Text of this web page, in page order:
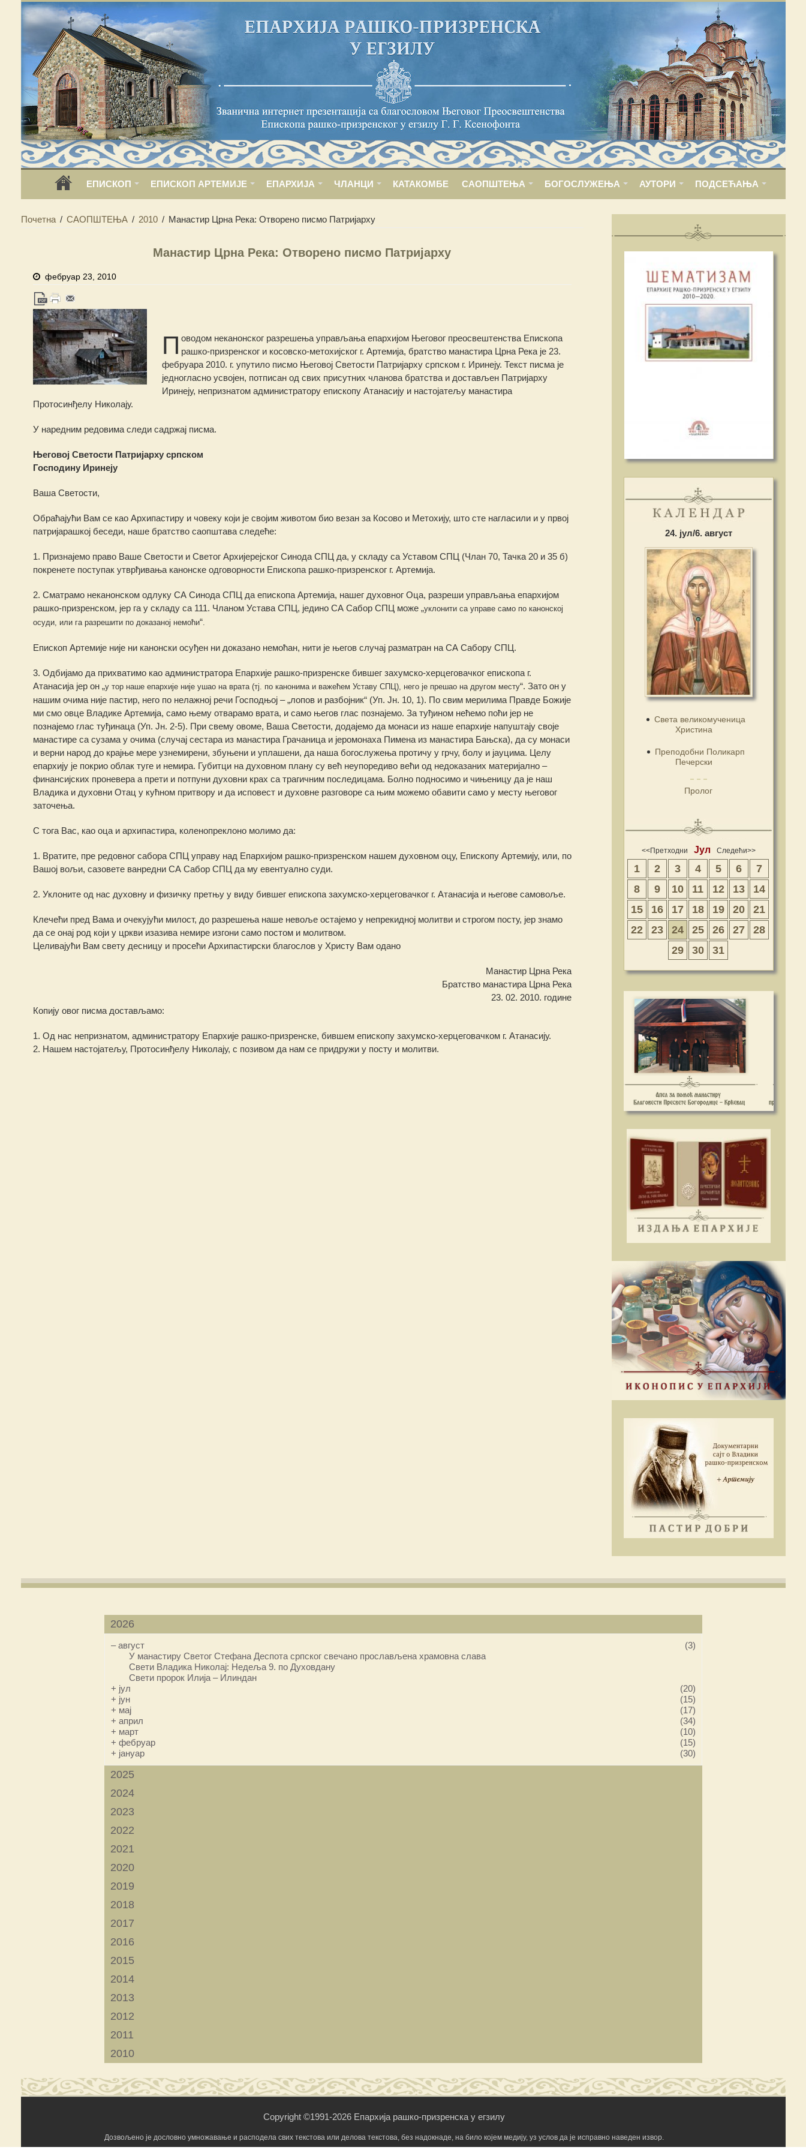
ЕПИСКОП ЕПИСКОП АРТЕМИЈЕ ЕПАРХИЈА ЧЛАНЦИ КАТАКОМБЕ САОПШТЕЊА БОГОСЛУЖЕЊА АУТОРИ ПОДСЕЋАЊА
Почетна / САОПШТЕЊА / 2010 / Манастир Црна Река: Отворено писмо Патријарху
Манастир Црна Река: Отворено писмо Патријарху
фебруар 23, 2010
П оводом неканонског разрешења управљања епархијом Његовог преосвештенства Епископа
рашко-призренског и косовско-метохијског г. Артемија, братство манастира Црна Река је 23.
фебруара 2010. г. упутило писмо Његовој Светости Патријарху српском г. Иринеју. Текст писма је
једногласно усвојен, потписан од свих присутних чланова братства и достављен Патријарху
Иринеју, непризнатом администратору епископу Атанасију и настојатељу манастира
Протосинђелу Николају.
У наредним редовима следи садржај писма.
Његовој Светости Патријарху српском
Господину Иринеју
Ваша Светости,
Обраћајући Вам се као Архипастиру и човеку који је својим животом био везан за Косово и Метохију, што сте нагласили и у првој
патријарашкој беседи, наше братство саопштава следеће:
1. Признајемо право Ваше Светости и Светог Архијерејског Синода СПЦ да, у складу са Уставом СПЦ (Члан 70, Тачка 20 и 35 б)
покренете поступак утврђивања канонске одговорности Епископа рашко-призренског г. Артемија.
2. Сматрамо неканонском одлуку СА Синода СПЦ да епископа Артемија, нашег духовног Оца, разреши управљања епархијом
рашко-призренском, јер га у складу са 111. Чланом Устава СПЦ, једино СА Сабор СПЦ може „уклонити са управе само по канонској
осуди, или га разрешити по доказаној немоћи“.
Епископ Артемије није ни канонски осуђен ни доказано немоћан, нити је његов случај разматран на СА Сабору СПЦ.
3. Одбијамо да прихватимо као администратора Епархије рашко-призренске бившег захумско-херцеговачког епископа г.
Атанасија јер он „у тор наше епархије није ушао на врата (тј. по канонима и важећем Уставу СПЦ), него је прешао на другом месту“. Зато он у
нашим очима није пастир, него по нелажној речи Господњој – „лопов и разбојник“ (Уп. Јн. 10, 1). По свим мерилима Правде Божије
ми смо овце Владике Артемија, само њему отварамо врата, и само његов глас познајемо. За туђином нећемо поћи јер не
познајемо глас туђинаца (Уп. Јн. 2-5). При свему овоме, Ваша Светости, додајемо да монаси из наше епархије напуштају своје
манастире са сузама у очима (случај сестара из манастира Грачаница и јеромонаха Пимена из манастира Бањска), да су монаси
и верни народ до крајње мере узнемирени, збуњени и уплашени, да наша богослужења протичу у грчу, болу и јауцима. Целу
епархију је покрио облак туге и немира. Губитци на духовном плану су већ неупоредиво већи од недоказаних материјално –
финансијских проневера а прети и потпуни духовни крах са трагичним последицама. Болно подносимо и чињеницу да је наш
Владика и духовни Отац у кућном притвору и да исповест и духовне разговоре са њим можемо обавити само у месту његовог
заточења.
С тога Вас, као оца и архипастира, коленопреклоно молимо да:
1. Вратите, пре редовног сабора СПЦ управу над Епархијом рашко-призренском нашем духовном оцу, Епископу Артемију, или, по
Вашој вољи, сазовете ванредни СА Сабор СПЦ да му евентуално суди.
2. Уклоните од нас духовну и физичку претњу у виду бившег епископа захумско-херцеговачког г. Атанасија и његове самовоље.
Клечећи пред Вама и очекујући милост, до разрешења наше невоље остајемо у непрекидној молитви и строгом посту, јер знамо
да се онај род који у цркви изазива немире изгони само постом и молитвом.
Целивајући Вам свету десницу и просећи Архипастирски благослов у Христу Вам одано
Манастир Црна Река
Братство манастира Црна Река
23. 02. 2010. године
Копију овог писма достављамо:
1. Од нас непризнатом, администратору Епархије рашко-призренске, бившем епископу захумско-херцеговачком г. Атанасију.
2. Нашем настојатељу, Протосинђелу Николају, с позивом да нам се придружи у посту и молитви.
24. јул/6. август
Света великомученица
Христина
Преподобни Поликарп
Печерски
Пролог
<<Претходни Јул Следећи>>
1 2 3 4 5 6
7
8
9 10 11 12 13
14
15
16 17 18 19 20
21
22
23 24 25 26 27
28
29
30 31
2026
–август
(3)
У манастиру Светог Стефана Деспота српског свечано прослављена храмовна слава
Свети Владика Николај: Недеља 9. по Духовдану
Свети пророк Илија – Илиндан
+ јул
(20)
+ јун
(15)
+ мај
(17)
+ април
(34)
+ март
(10)
+ фебруар
(15)
+ јануар (30)
2025
2024
2023
2022
2021
2020
2019
2018
2017
2016
2015
2014
2013
2012
2011
2010
Copyright ©1991-2026 Епархија рашко-призренска у егзилу
Дозвољено је дословно умножавање и расподела свих текстова или делова текстова, без надокнаде, на било којем медију, уз услов да је исправно наведен извор.